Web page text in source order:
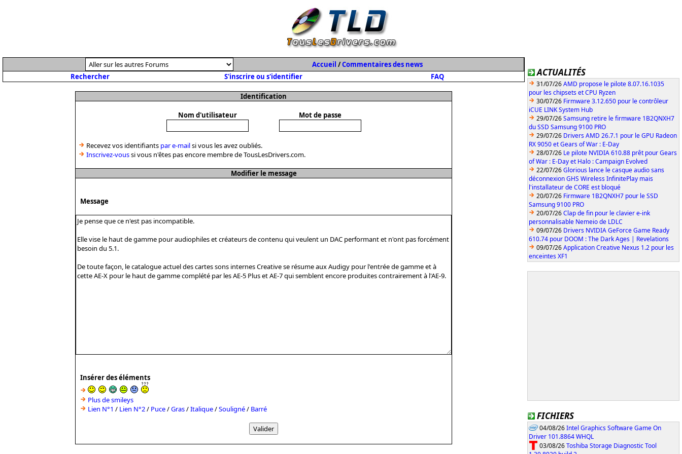
ACTUALITÉS
31/07/26AMD propose le pilote 8.07.16.1035
pour les chipsets et CPU Ryzen
30/07/26 Firmware 3.12.650 pour le contrôleur
iCUE LINK System Hub
29/07/26Samsung retire le firmware 1B2QNXH7
du SSD Samsung 9100 PRO
29/07/26 Drivers AMD 26.7.1 pour le GPU Radeon
RX 9050 et Gears of War : E-Day
28/07/26 Le pilote NVIDIA 610.88 prêt pour Gears
of War : E-Day et Halo : Campaign Evolved
22/07/26Glorious lance le casque audio sans
déconnexion GHS Wireless InfinitePlay mais
l'installateur de CORE est bloqué
20/07/26 Firmware 1B2QNXH7 pour le SSD
Samsung 9100 PRO
20/07/26Clap de fin pour le clavier e-ink
personnalisable Nemeio de LDLC
09/07/26 Drivers NVIDIA GeForce Game Ready
610.74 pour DOOM : The Dark Ages | Revelations
09/07/26Application Creative Nexus 1.2 pour les
enceintes XF1
FICHIERS
04/08/26Intel Graphics Software Game On
Driver 101.8864 WHQL
03/08/26Toshiba Storage Diagnostic Tool
Accueil /Commentaires des news
Rechercher
S'inscrire ou s'identifier FAQ
Identification
Nom d'utilisateur Mot de passe
Recevez vos identifiants par e-mailsi vous les avez oubliés.
Inscrivez-voussi vous n'êtes pas encore membre de TousLesDrivers.com.
Modifier le message
Message
Insérer des éléments
Plus de smileys
Lien N°1 / Lien N°2/ Puce/Gras/Italique/Souligné/ Barré